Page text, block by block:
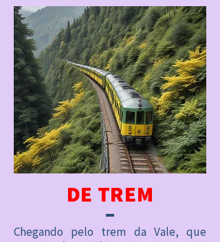
DE TREM
Chegando pelo trem da Vale, que